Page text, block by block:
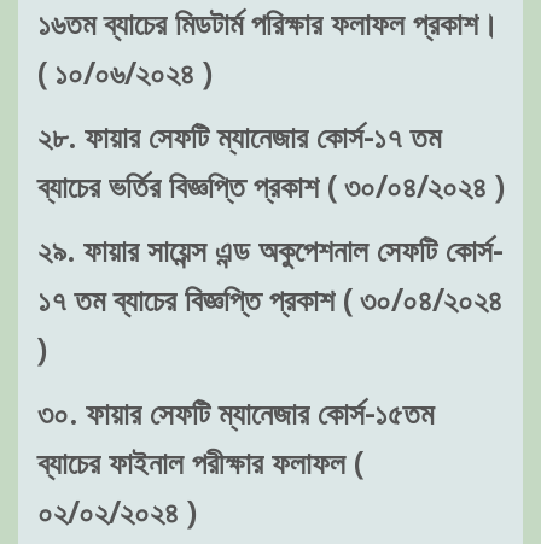
১৬তম ব্যাচের মিডটার্ম পরিক্ষার ফলাফল প্রকাশ।
( ১০/০৬/২০২৪ )
২৮. ফায়ার সেফটি ম্যানেজার কোর্স-১৭ তম
ব্যাচের ভর্তির বিজ্ঞপ্তি প্রকাশ ( ৩০/০৪/২০২৪ )
২৯. ফায়ার সায়েন্স এন্ড অকুপেশনাল সেফটি কোর্স-
১৭ তম ব্যাচের বিজ্ঞপ্তি প্রকাশ ( ৩০/০৪/২০২৪
)
৩০. ফায়ার সেফটি ম্যানেজার কোর্স-১৫তম
ব্যাচের ফাইনাল পরীক্ষার ফলাফল (
০২/০২/২০২৪ )